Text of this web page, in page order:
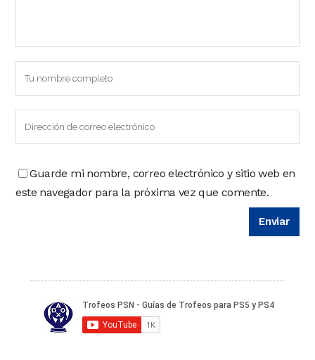
Guarde mi nombre, correo electrónico y sitio web en
este navegador para la próxima vez que comente.